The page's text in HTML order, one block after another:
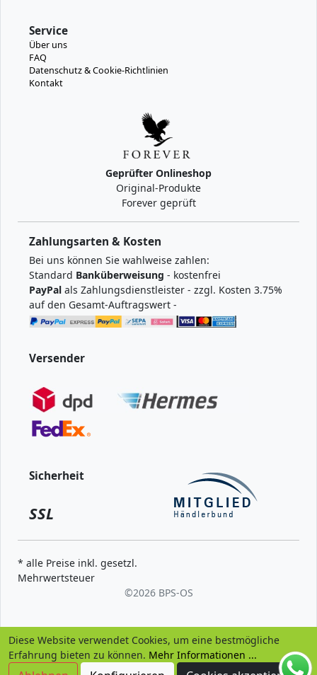
Diese Website verwendet Cookies, um eine bestmögliche
Erfahrung bieten zu können. Mehr Informationen ...
Service
Über uns
FAQ
Datenschutz & Cookie-Richtlinien
Kontakt
Geprüfter Onlineshop
Original-Produkte
Forever geprüft
Zahlungsarten & Kosten
Bei uns können Sie wahlweise zahlen:
Standard Banküberweisung - kostenfrei
PayPal als Zahlungsdienstleister - zzgl. Kosten 3.75%
auf den Gesamt-Auftragswert -
Versender
Sicherheit
SSL
* alle Preise inkl. gesetzl.
Mehrwertsteuer
©2026 BPS-OS